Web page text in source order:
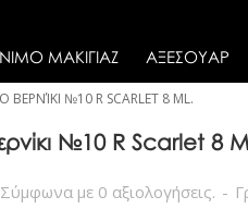
ΜΑΚΙΓΙΑΖ ΑΞΕΣΟΥΑΡ
№10 R SCARLET 8 ML.
№10 R Scarlet 8
Σύμφωνα με 0 αξιολογήσεις. -